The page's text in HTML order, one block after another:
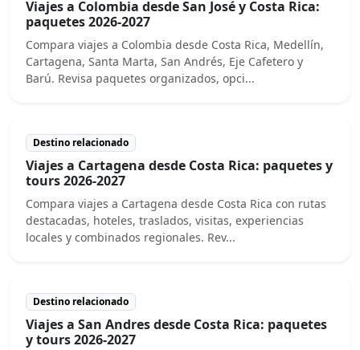
Viajes a Colombia desde San José y Costa Rica:
paquetes 2026-2027
Compara viajes a Colombia desde Costa Rica, Medellín,
Cartagena, Santa Marta, San Andrés, Eje Cafetero y
Barú. Revisa paquetes organizados, opci...
Destino relacionado
Viajes a Cartagena desde Costa Rica: paquetes y
tours 2026-2027
Compara viajes a Cartagena desde Costa Rica con rutas
destacadas, hoteles, traslados, visitas, experiencias
locales y combinados regionales. Rev...
Destino relacionado
Viajes a San Andres desde Costa Rica: paquetes
y tours 2026-2027